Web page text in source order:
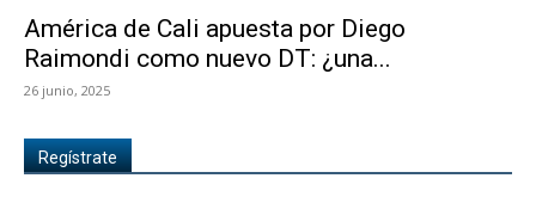
América de Cali apuesta por Diego
Raimondi como nuevo DT: ¿una...
26 junio, 2025
Regístrate